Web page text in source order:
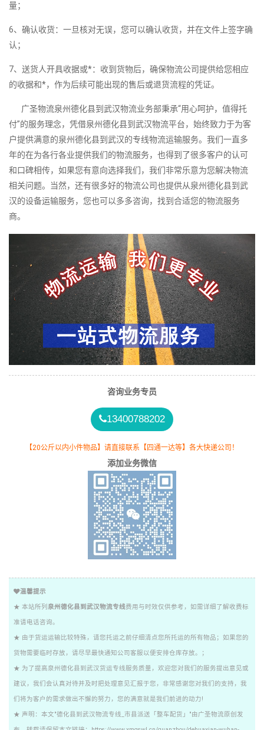
量；
6、确认收货：一旦核对无误，您可以确认收货，并在文件上签字确
认；
7、送货人开具收据或*：收到货物后，确保物流公司提供给您相应
的收据和*，作为后续可能出现的售后或退货流程的凭证。
广圣物流泉州德化县到武汉物流业务部秉承“用心呵护，值得托
付”的服务理念，凭借泉州德化县到武汉物流平台，始终致力于为客
户提供满意的泉州德化县到武汉的专线物流运输服务。我们一直多
年的在为各行各业提供我们的物流服务，也得到了很多客户的认可
和口碑相传，如果您有意向选择我们，我们非常乐意为您解决物流
相关问题。当然，还有很多好的物流公司也提供从泉州德化县到武
汉的设备运输服务，您也可以多多咨询，找到合适您的物流服务
商。
咨询业务专员
13400788202
【20公斤以内小件物品】请直接联系【四通一达等】各大快递公司！
添加业务微信
温馨提示
★ 本站所列 泉州德化县到武汉物流专线费用与时效仅供参考，如需详细了解收费标
准请电话咨询。
★ 由于货运运输比较特殊，请您托运之前仔细清点您所托运的所有物品；如果您的
货物需要临时存放，请尽早最快通知公司客服以便安排仓库存放。；
★ 为了提高泉州德化县到武汉货运专线服务质量，欢迎您对我们的服务提出意见或
建议，我们会认真对待并及时把处理意见汇报于您，非常感谢您对我们的支持，我
们将为客户的需求做出不懈的努力，您的满意就是我们前进的动力!
★ 声明：本文"德化县到武汉物流专线_市县派送「整车配货」"由广圣物流原创发